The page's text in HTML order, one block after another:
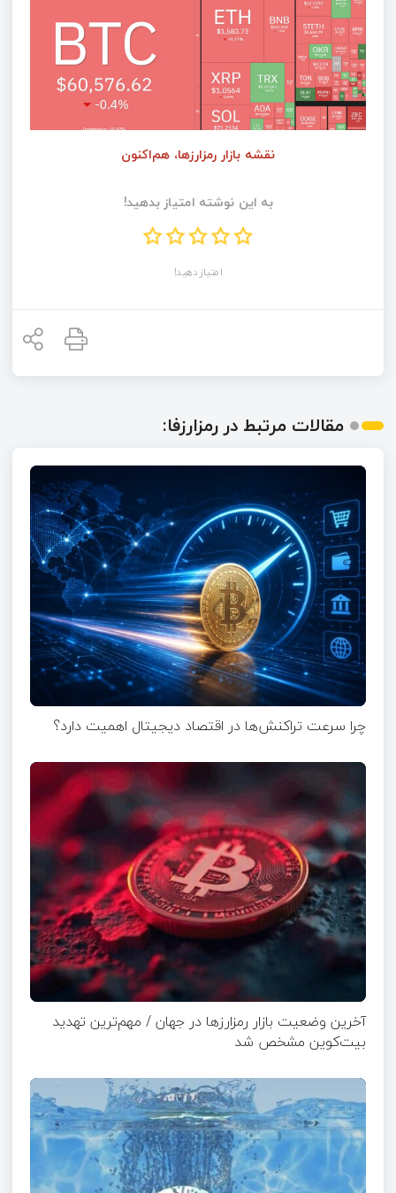
نقشه بازار رمزارزها، هم‌اکنون
به این نوشته امتیاز بدهید!
امتیاز دهید!
مقالات مرتبط در رمزارزفا:
چرا سرعت تراکنش‌ها در اقتصاد دیجیتال اهمیت دارد؟
آخرین وضعیت بازار رمزارزها در جهان / مهم‌ترین تهدید
بیت‌کوین مشخص شد